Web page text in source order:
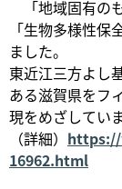
「地域固有の
「生物多様性
ました。
東近江三方よし
ある滋賀県をフ
現をめざしていま
（詳細）
16962.html